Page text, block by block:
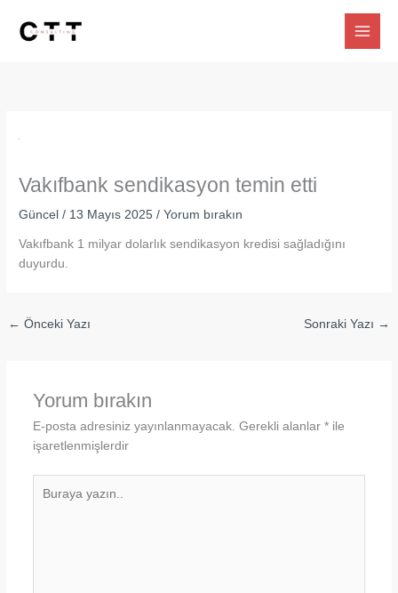
Vakıfbank sendikasyon temin etti
Güncel / 13 Mayıs 2025/Yorum bırakın
Vakıfbank 1 milyar dolarlık sendikasyon kredisi sağladığını
duyurdu.
← Önceki Yazı Sonraki Yazı →
Yorum bırakın
E-posta adresiniz yayınlanmayacak. Gerekli alanlar *ile
işaretlenmişlerdir
yazın..